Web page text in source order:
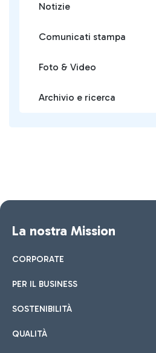
Notizie
Comunicati stampa
Foto & Video
Archivio e ricerca
La nostra Mission
CORPORATE
PER IL BUSINESS
SOSTENIBILITÀ
QUALITÀ